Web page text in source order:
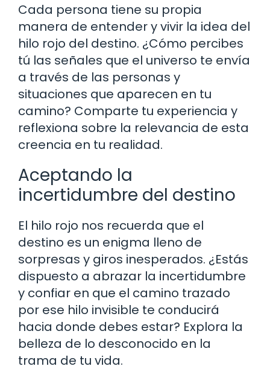
Cada persona tiene su propia
manera de entender y vivir la idea del
hilo rojo del destino. ¿Cómo percibes
tú las señales que el universo te envía
a través de las personas y
situaciones que aparecen en tu
camino? Comparte tu experiencia y
reflexiona sobre la relevancia de esta
creencia en tu realidad.
Aceptando la
incertidumbre del destino
El hilo rojo nos recuerda que el
destino es un enigma lleno de
sorpresas y giros inesperados. ¿Estás
dispuesto a abrazar la incertidumbre
y confiar en que el camino trazado
por ese hilo invisible te conducirá
hacia donde debes estar? Explora la
belleza de lo desconocido en la
trama de tu vida.